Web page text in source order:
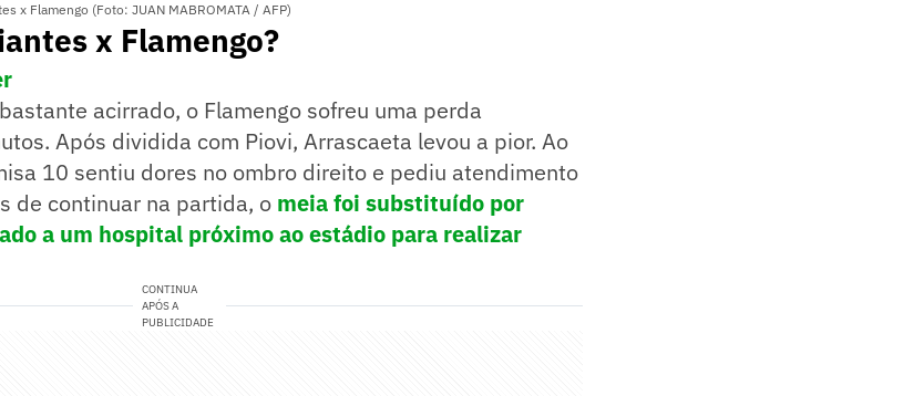
x Flamengo (Foto: JUAN MABROMATA / AFP)
x Flamengo?
acirrado, o Flamengo sofreu uma perda
Após dividida com Piovi, Arrascaeta levou a pior. Ao
10 sentiu dores no ombro direito e pediu atendimento
de continuar na partida, o meia foi substituído por
a um hospital próximo ao estádio para realizar
CONTINUA
APÓS A
PUBLICIDADE